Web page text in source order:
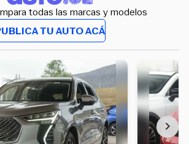
todas las marcas y modelos
TU AUTO ACÁ